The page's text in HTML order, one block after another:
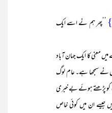
ؕ} ’’پھر ہم نے اسے ایک
کا ایک جہان آباد
نے سمجھا ہے۔ عام لوگ
پڑھتے ہوئے بے خبری
ان میں کوئی خاص